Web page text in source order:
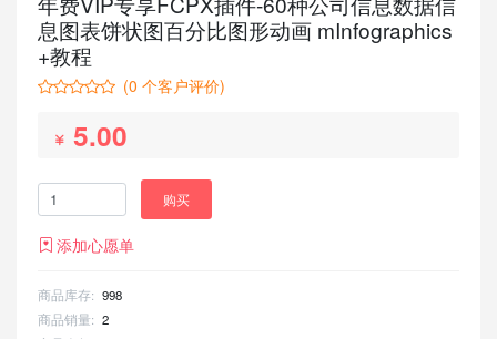
息图表饼状图百分比图形动画 mInfographics
+教程
(0 个客户评价)
5.00
购买
添加心愿单
商品库存: 998
商品销量: 2